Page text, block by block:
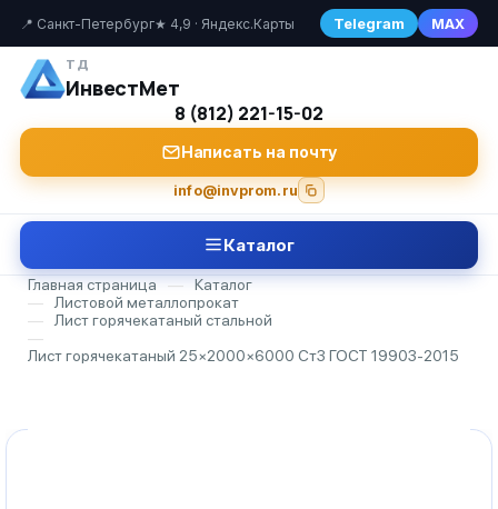
📍 Санкт-Петербург★ 4,9 · Яндекс.Карты Telegram MAX
ТД
ИнвестМет
8 (812) 221-15-02
Написать на почту
info@invprom.ru
Каталог
Главная страница —
Каталог
—
Листовой металлопрокат
—
Лист горячекатаный стальной
—
Лист горячекатаный 25×2000×6000 Ст3 ГОСТ 19903-2015